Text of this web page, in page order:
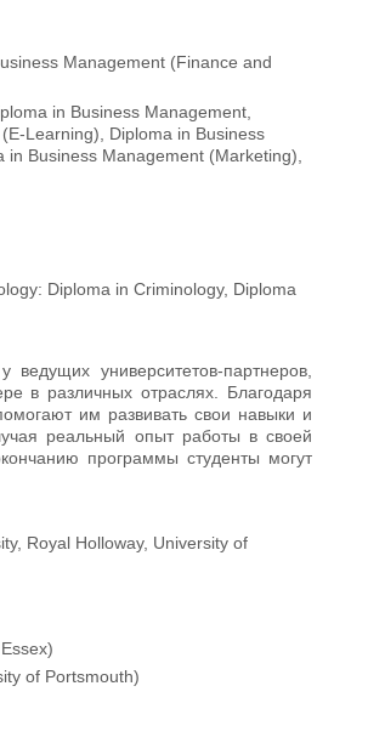
Management (Finance and
in Business Management,
Learning), Diploma in Business
Business Management (Marketing),
Diploma in Criminology, Diploma
университетов-партнеров,
в различных отраслях. Благодаря
им развивать свои навыки и
реальный опыт работы в своей
программы студенты могут
Royal Holloway, University of
of Portsmouth)